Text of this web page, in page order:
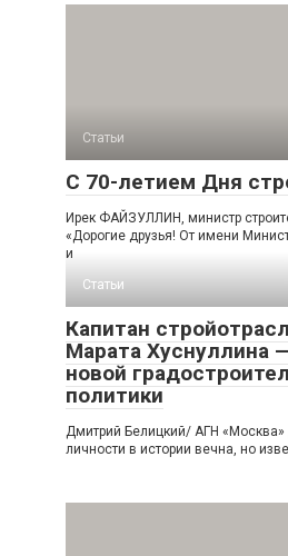
Статьи
С 70-летием Дня
Ирек ФАЙЗУЛЛИН, министр
«Дорогие друзья! От имени
и
Статьи
Капитан
Марата Хуснуллина
новой
политики
Дмитрий Белицкий/ АГН «Москва»
личности в истории вечна, но